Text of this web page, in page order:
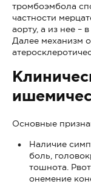
тромбоэмбола
частности
аорту, а из нее –
Далее механизм
Основные
Наличие
боль,
тошнота.
онемение